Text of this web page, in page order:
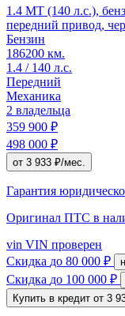
1.4 MT (140 л.с.),
передний привод,
Бензин
186200 км.
1.4 / 140 л.с.
Передний
Механика
2 владельца
359 900 ₽
498 000 ₽
от 3 933 ₽/мес.
Гарантия
Оригинал ПТС в
vin VIN проверен
Скидка до 80 000 ₽
Скидка до 100 000 ₽
Купить в кредит от 3